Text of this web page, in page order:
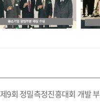
제9회 정밀측정진흥대회 개발